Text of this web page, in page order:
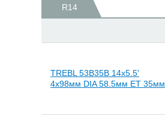
R14
TREBL 53B35B 14x5.5'
4x98мм DIA 58.5мм ET 35мм